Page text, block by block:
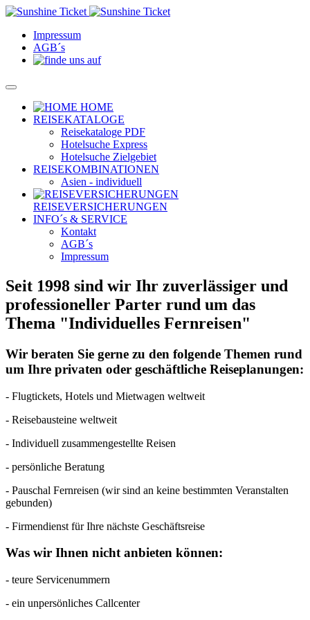
Impressum
AGB´s
HOME
REISEKATALOGE
Reisekataloge PDF
Hotelsuche Express
Hotelsuche Zielgebiet
REISEKOMBINATIONEN
Asien - individuell
REISEVERSICHERUNGEN
INFO´s & SERVICE
Kontakt
AGB´s
Impressum
Seit 1998 sind wir Ihr zuverlässiger und
professioneller Parter rund um das
Thema "Individuelles Fernreisen"
Wir beraten Sie gerne zu den folgende Themen rund
um Ihre privaten oder geschäftliche Reiseplanungen:
- Flugtickets, Hotels und Mietwagen weltweit
- Reisebausteine weltweit
- Individuell zusammengestellte Reisen
- persönliche Beratung
- Pauschal Fernreisen (wir sind an keine bestimmten Veranstalten
gebunden)
- Firmendienst für Ihre nächste Geschäftsreise
Was wir Ihnen nicht anbieten können:
- teure Servicenummern
- ein unpersönliches Callcenter